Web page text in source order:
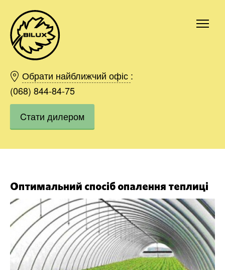
Обрати найближчий офіс :
(068) 844-84-75
Cтати дилером
Оптимальний спосіб опалення теплиці
Київ
Харків
Одесса
Дніпро
Івано-Франківськ
Область
Замовити